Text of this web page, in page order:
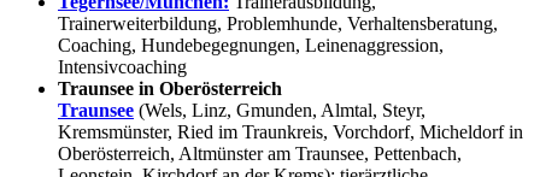
Trainerweiterbildung, Problemhunde, Verhaltensberatung,
Coaching, Hundebegegnungen, Leinenaggression,
Intensivcoaching
Traunsee in Oberösterreich
Traunsee (Wels, Linz, Gmunden, Almtal, Steyr,
Kremsmünster, Ried im Traunkreis, Vorchdorf, Micheldorf in
Oberösterreich, Altmünster am Traunsee, Pettenbach,